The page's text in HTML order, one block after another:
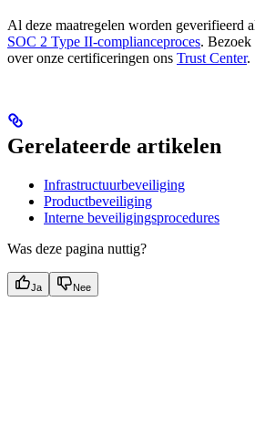
Al deze maatregelen worden geverifieerd
SOC 2 Type II-complianceproces.
over onze certificeringen ons Trust Center.
Gerelateerde artikelen
Infrastructuurbeveiliging
Productbeveiliging
Interne beveiligingsprocedures
Was deze pagina nuttig?
Ja Nee